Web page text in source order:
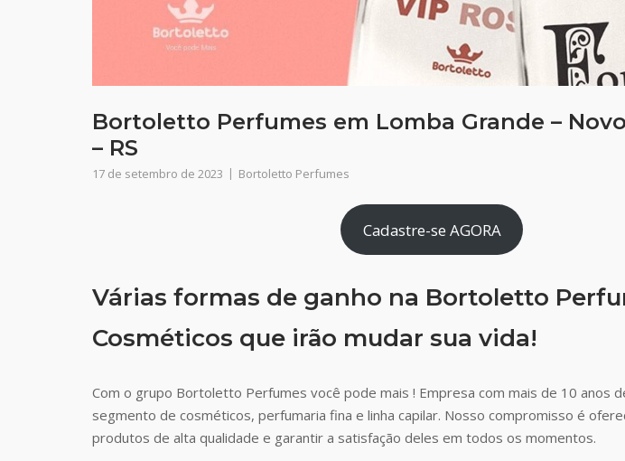
Bortoletto Perfumes em Lomba Grande –
– RS
17 de setembro de 2023 Bortoletto Perfumes
Cadastre-se AGORA
Várias formas de ganho na Bortoletto
Cosméticos que irão mudar sua vida!
Com o grupo Bortoletto Perfumes você pode mais ! Empresa com mais de 10 anos
segmento de cosméticos, perfumaria fina e linha capilar. Nosso compromisso é
produtos de alta qualidade e garantir a satisfação deles em todos os momentos.